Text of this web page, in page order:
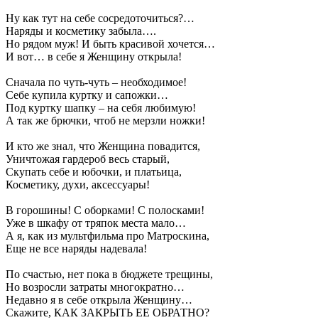
Ну как тут на себе сосредоточиться?…
Наряды и косметику забыла….
Но рядом муж! И быть красивой хочется…
И вот… в себе я Женщину открыла!
Сначала по чуть-чуть – необходимое!
Себе купила куртку и сапожки…
Под куртку шапку – на себя любимую!
А так же брючки, чтоб не мерзли ножки!
И кто же знал, что Женщина повадится,
Уничтожая гардероб весь старый,
Скупать себе и юбочки, и платьица,
Косметику, духи, аксессуары!
В горошины! С оборками! С полосками!
Уже в шкафу от тряпок места мало…
А я, как из мультфильма про Матроскина,
Еще не все наряды надевала!
По счастью, нет пока в бюджете трещины,
Но возросли затраты многократно…
Недавно я в себе открыла Женщину…
Скажите, КАК ЗАКРЫТЬ ЕЕ ОБРАТНО?